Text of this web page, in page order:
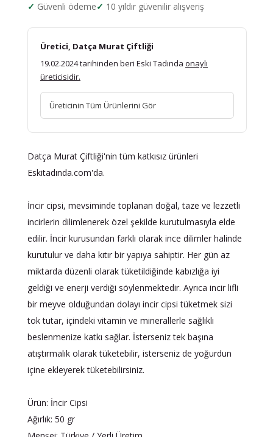
Güvenli ödeme 10 yıldır güvenilir alışveriş
Üretici, Datça Murat Çiftliği
19.02.2024 tarihinden beri Eski Tadında onaylı
üreticisidir.
Üreticinin Tüm Ürünlerini Gör
Datça Murat Çiftliği'nin tüm katkısız ürünleri
Eskitadında.com'da.
İncir cipsi, mevsiminde toplanan doğal, taze ve lezzetli
incirlerin dilimlenerek özel şekilde kurutulmasıyla elde
edilir. İncir kurusundan farklı olarak ince dilimler halinde
kurutulur ve daha kıtır bir yapıya sahiptir. Her gün az
miktarda düzenli olarak tüketildiğinde kabızlığa iyi
geldiği ve enerji verdiği söylenmektedir. Ayrıca incir lifli
bir meyve olduğundan dolayı incir cipsi tüketmek sizi
tok tutar, içindeki vitamin ve minerallerle sağlıklı
beslenmenize katkı sağlar. İsterseniz tek başına
atıştırmalık olarak tüketebilir, isterseniz de yoğurdun
içine ekleyerek tüketebilirsiniz.
Ürün: İncir Cipsi
Ağırlık: 50 gr